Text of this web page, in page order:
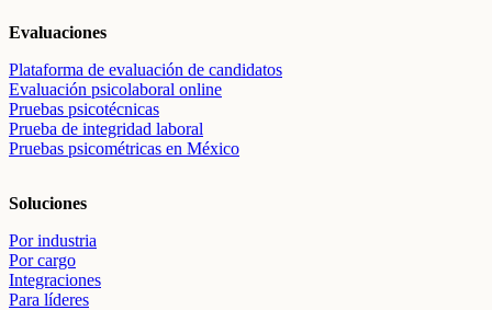
Evaluaciones
Plataforma de evaluación de candidatos
Evaluación psicolaboral online
Pruebas psicotécnicas
Prueba de integridad laboral
Pruebas psicométricas en México
Soluciones
Por industria
Por cargo
Integraciones
Para líderes